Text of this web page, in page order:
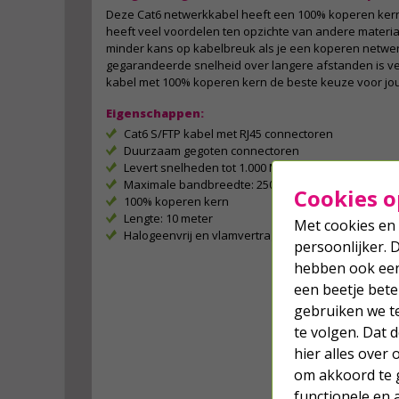
Deze Cat6 netwerkkabel heeft een 100% koperen
heeft veel voordelen ten opzichte van andere
minder kans op kabelbreuk als je een koperen
gegarandeerde snelheid over langere afstanden is
kabel met 100% koperen kern de beste keuze voor
Eigenschappen:
Cat6 S/FTP kabel met RJ45 connectoren
Duurzaam gegoten connectoren
Levert snelheden tot 1.000 Mbps
Maximale bandbreedte: 250 MHz
100% koperen kern
Lengte: 10 meter
Halogeenvrij en vlamvertragend (LSZH)
Cookies
Met cookies
persoonlijker.
hebben ook
een beetje
gebruiken we
te volgen. Dat
hier alles over
om akkoord te